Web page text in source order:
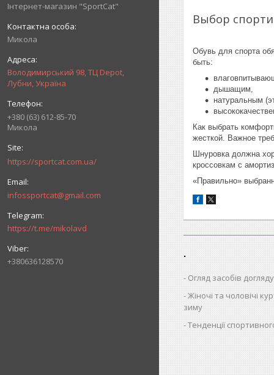
Інтернет-магазин "SportCat"
Микола
Володимирський 98, ТЦ Depot,
Лубни, Україна
+380 (63) 612-85-70
Микола
https://sportcat.com.ua/
infossportcat@gmail.com
https://t.me/mikolavd
+380636128570
Выбор
Обувь для спорта
быть:
дышащим,
натуральным
Как выбрать
жесткой. Важное
Шнуровка должна
кроссовкам с
«Правильно»
.
Огляд засобів
Жіночі та чоловічі
зиму
Тенденції